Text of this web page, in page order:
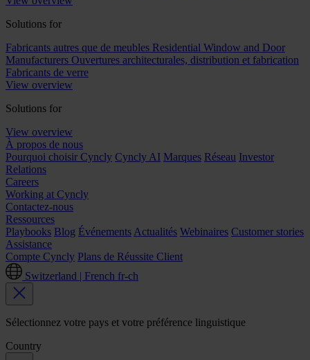
Solutions for
Fabricants autres que de meubles Residential Window and Door
Manufacturers Ouvertures architecturales, distribution et fabrication
Fabricants de verre
View overview
Solutions for
View overview
À propos de nous
Pourquoi choisir Cyncly Cyncly AI Marques Réseau Investor
Relations
Careers
Working at Cyncly
Contactez-nous
Ressources
Playbooks Blog Événements Actualités Webinaires Customer stories
Assistance
Compte Cyncly Plans de Réussite Client
Switzerland | French fr-ch
Sélectionnez votre pays et votre préférence linguistique
Country